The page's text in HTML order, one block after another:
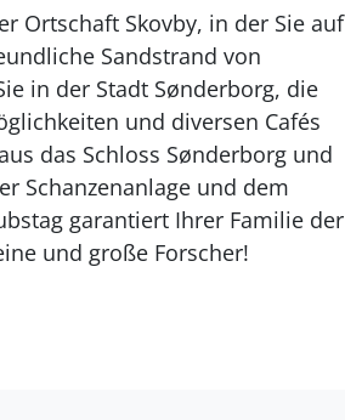
Ortschaft Skovby, in der Sie auf
Sandstrand von
in der Stadt Sønderborg, die
und diversen Cafés
das Schloss Sønderborg und
Schanzenanlage und dem
garantiert Ihrer Familie der
und große Forscher!